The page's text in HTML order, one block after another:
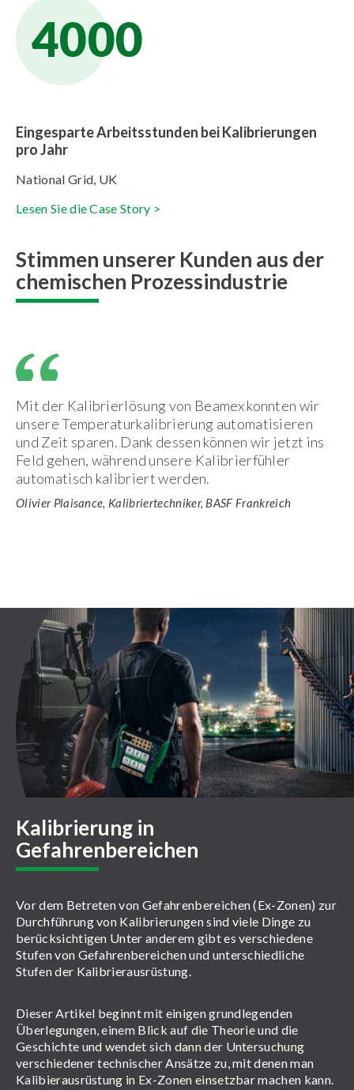
4000
Eingesparte Arbeitsstunden bei Kalibrierungen
pro Jahr
National Grid, UK
Lesen Sie die Case Story >
Stimmen unserer Kunden aus der
chemischen Prozessindustrie
Mit der Kalibrierlösung von Beamex konnten wir
unsere Temperaturkalibrierung automatisieren
und Zeit sparen. Dank dessen können wir jetzt ins
Feld gehen, während unsere Kalibrierfühler
automatisch kalibriert werden.
Olivier Plaisance, Kalibriertechniker, BASF Frankreich
Kalibrierung in
Gefahrenbereichen
Vor dem Betreten von Gefahrenbereichen (Ex-Zonen) zur
Durchführung von Kalibrierungen sind viele Dinge zu
berücksichtigen Unter anderem gibt es verschiedene
Stufen von Gefahrenbereichen und unterschiedliche
Stufen der Kalibrierausrüstung.
Dieser Artikel beginnt mit einigen grundlegenden
Überlegungen, einem Blick auf die Theorie und die
Geschichte und wendet sich dann der Untersuchung
verschiedener technischer Ansätze zu, mit denen man
Kalibierausrüstung in Ex-Zonen einsetzbar machen kann.